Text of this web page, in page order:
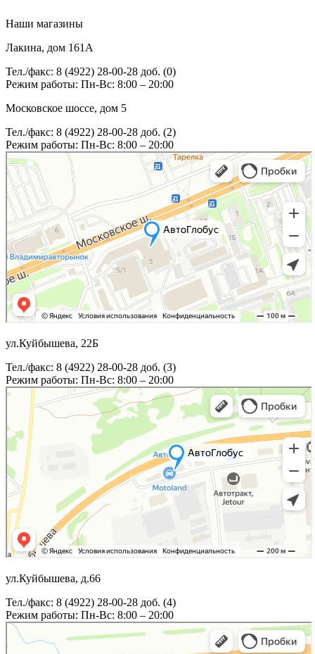
Наши магазины
Лакина, дом 161А
Тел./факс: 8 (4922) 28-00-28 доб. (0)
Режим работы: Пн-Вс: 8:00 – 20:00
Московское шоссе, дом 5
Тел./факс: 8 (4922) 28-00-28 доб. (2)
Режим работы: Пн-Вс: 8:00 – 20:00
ул.Куйбышева, 22Б
Тел./факс: 8 (4922) 28-00-28 доб. (3)
Режим работы: Пн-Вс: 8:00 – 20:00
ул.Куйбышева, д.66
Тел./факс: 8 (4922) 28-00-28 доб. (4)
Режим работы: Пн-Вс: 8:00 – 20:00